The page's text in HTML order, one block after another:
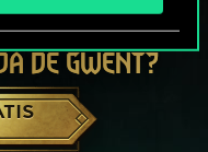
DE GWENT?